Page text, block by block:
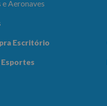
e
Beleza
e Aeronaves
Escritório
Esportes